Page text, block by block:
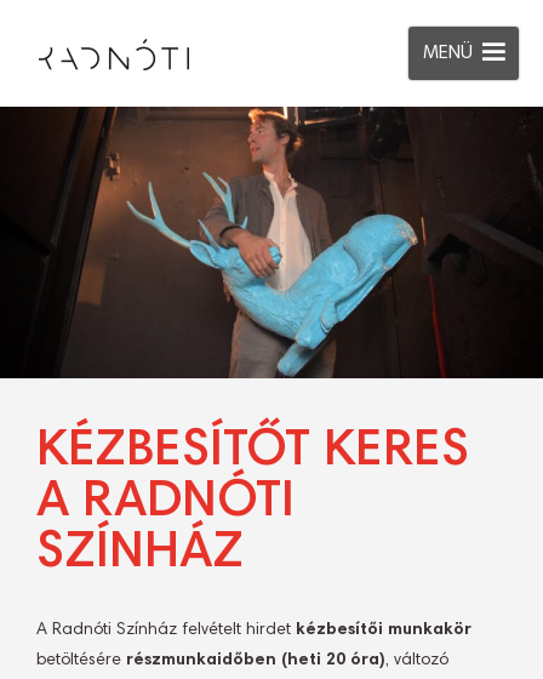
MENÜ
KÉZBESÍTŐT KERES
A RADNÓTI
SZÍNHÁZ
A Radnóti Színház felvételt hirdet kézbesítői munkakör
betöltésére részmunkaidőben (heti 20 óra), változó